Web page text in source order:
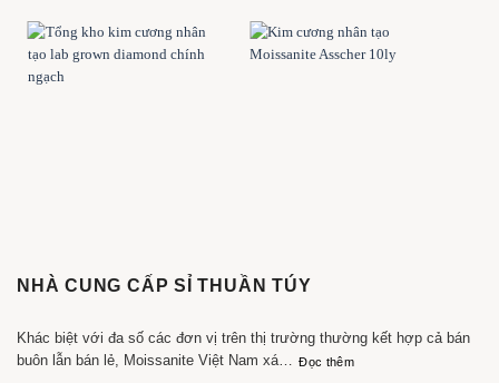
NHÀ CUNG CẤP SỈ THUẦN TÚY
Khác biệt với đa số các đơn vị trên thị trường thường kết hợp cả bán
buôn lẫn bán lẻ, Moissanite Việt Nam xác định rõ tầm nhìn: Trở thành mắt xích cung ứng chuyên nghiệp. Việc không bán lẻ giúp thương hiệu tập trung hoàn toàn vào việc kiểm soát chất lượng đầu vào ở quy mô lớn và duy trì chính sách giá sỉ cạnh tranh tuyệt đối cho các đối tác kinh doanh. Suốt một thập kỷ qua, Moissanite Việt Nam đã xây dựng một hệ sinh thái bán sỉ toàn diện: Nguồn hàng dồi dào: Từ Moissanite đến Kim cương nuôi cấy (Lab-grown Diamond), luôn sẵn kho số lượng cực lớn để đáp ứng nhu cầu sản xuất hàng loạt của các xưởng lớn. Sự ổn định về chất lượng: Mọi lô hàng nhập khẩu đều trải qua quy trình kiểm định nghiêm ngặt, đảm bảo sự đồng nhất về thông số – yếu tố sống còn đối với các đơn vị sản xuất trang sức theo mẫu. Đọc thêm